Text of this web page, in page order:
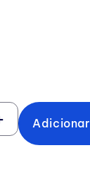
Adicionar